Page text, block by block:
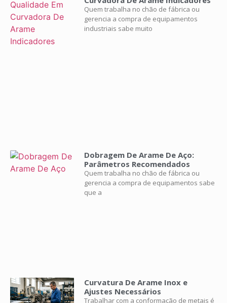
Quem trabalha no chão de fábrica ou
gerencia a compra de equipamentos
industriais sabe muito
Dobragem De Arame De Aço:
Parâmetros Recomendados
Quem trabalha no chão de fábrica ou
gerencia a compra de equipamentos sabe
que a
Curvatura De Arame Inox e
Ajustes Necessários
Trabalhar com a conformação de metais é